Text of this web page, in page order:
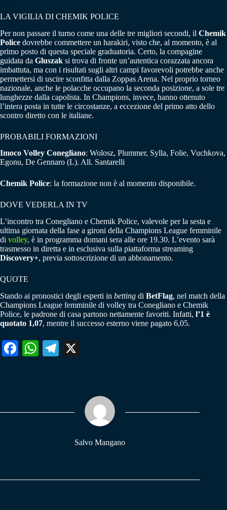
LA VIGILIA DI CHEMIK POLICE
Per non passare il turno come una delle tre migliori secondi, il Chemik
Police dovrebbe commettere un harakiri, visto che, al momento, è al
primo posto di questa speciale graduatoria. Certo, la compagine
guidata da Gluszak si trova di fronte un’autentica corazzata ancora
imbattuta, ma con i risultati sugli altri campi favorevoli potrebbe anche
permettersi di uscire sconfitta dalla Zoppas Arena. Nel proprio torneo
nazionale, anche le polacche occupano la seconda posizione, a sole tre
lunghezze dalla capolista. In Champions, invece, hanno ottenuto
l’intera posta in tutte le circostanze, a eccezione del primo atto dello
scontro diretto con le italiane.
PROBABILI FORMAZIONI
Imoco Volley Conegliano: Wolosz, Plummer, Sylla, Folie, Vuchkova,
Egonu, De Gennaro (L). All. Santarelli
Chemik Police: la formazione non è al momento disponibile.
DOVE VEDERLA IN TV
L’incontro tra Conegliano e Chemik Police, valevole per la sesta e
ultima giornata della fase a gironi della Champions League femminile
di volley, è in programma domani sera alle ore 19.30. L’evento sarà
trasmesso in diretta e in esclusiva sulla piattaforma streaming
Discovery+, previa sottoscrizione di un abbonamento.
QUOTE
Stando ai pronostici degli esperti in betting di BetFlag, nel match della
Champions League femminile di volley tra Conegliano e Chemik
Police, le padrone di casa partono nettamente favoriti. Infatti, l’1 è
quotato 1,07, mentre il successo esterno viene pagato 6,05.
Fa W
pp
Te
m
Salvo Mangano